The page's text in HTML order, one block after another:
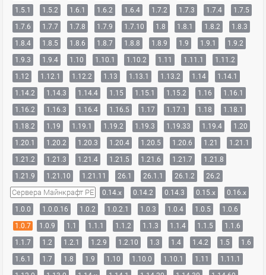
1.5.1
1.5.2 1.6.1 1.6.2 1.6.4 1.7.2 1.7.3 1.7.4
1.7.5
1.7.6
1.7.7 1.7.8 1.7.9 1.7.10 1.8 1.8.1 1.8.2
1.8.3
1.8.4
1.8.5 1.8.6 1.8.7 1.8.8 1.8.9 1.9 1.9.1
1.9.2
1.9.3
1.9.4 1.10 1.10.1 1.10.2 1.11 1.11.1
1.11.2
1.12
1.12.1 1.12.2 1.13 1.13.1 1.13.2 1.14
1.14.1
1.14.2
1.14.3 1.14.4 1.15 1.15.1 1.15.2 1.16
1.16.1
1.16.2
1.16.3 1.16.4 1.16.5 1.17 1.17.1 1.18
1.18.1
1.18.2
1.19 1.19.1 1.19.2 1.19.3 1.19.33 1.19.4
1.20
1.20.1
1.20.2 1.20.3 1.20.4 1.20.5 1.20.6 1.21
1.21.1
1.21.2
1.21.3 1.21.4 1.21.5 1.21.6 1.21.7
1.21.8
1.21.9
1.21.10 1.21.11 26.1 26.1.1 26.1.2 26.2
Сервера Майнкрафт PE 0.14.x 0.14.2 0.14.3 0.15.x
0.16.x
1.0.0
1.0.0.16 1.0.2 1.0.2.1 1.0.3 1.0.4 1.0.5
1.0.6
1.0.7
1.0.9 1.1 1.1.1 1.1.2 1.1.3 1.1.4 1.1.5
1.1.6
1.1.7
1.2 1.2.1 1.2.9 1.2.10 1.3 1.4 1.4.2 1.5
1.6
1.6.1
1.7 1.8 1.9 1.10 1.10.0 1.10.1 1.11
1.11.1